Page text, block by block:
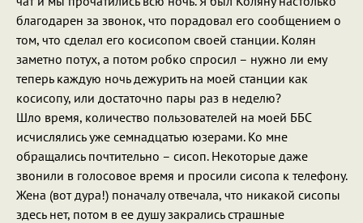
благодарен за звонок, что порадовал его сообщением о
том, что сделал его косисопом своей станции. Колян
заметно потух, а потом робко спросил – нужно ли ему
теперь каждую ночь дежурить на моей станции как
косисопу, или достаточно пары раз в неделю?
Шло время, количество пользователей на моей ББС
исчислялись уже семнадцатью юзерами. Ко мне
обращались почтительно – сисоп. Некоторые даже
звонили в голосовое время и просили сисопа к телефону.
Жена (вот дура!) поначалу отвечала, что никакой сисопы
здесь нет, потом в ее душу закрались страшные